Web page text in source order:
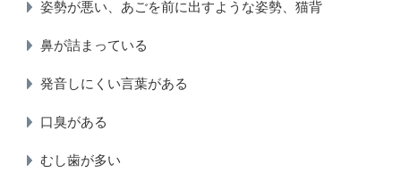
姿勢が悪い、あごを前に出すような姿勢、猫背
鼻が詰まっている
発音しにくい言葉がある
口臭がある
むし歯が多い